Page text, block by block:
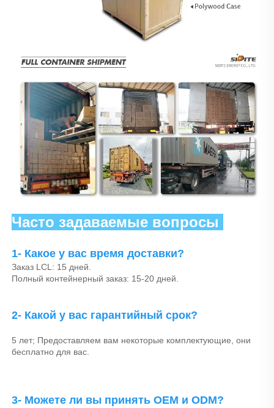
Часто задаваемые вопросы
1- Какое у вас время доставки?
Заказ LCL: 15 дней.
Полный контейнерный заказ: 15-20 дней.
2- Какой у вас гарантийный срок?
5 лет; Предоставляем вам некоторые комплектующие, они
бесплатно для вас.
3- Можете ли вы принять OEM и ODM?